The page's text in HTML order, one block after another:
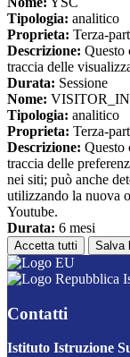
Tipologia: analitico
Proprieta: Terza-
Descrizione: Questo
traccia delle
Durata: Sessione
Nome:
Tipologia: analitico
Proprieta: Terza-
Descrizione: Questo
traccia delle
nei siti; può anche
utilizzando la nuova
Youtube.
Durata: 6 mesi
Accetta tutti Salva
Contatti
Istituto Istruzione